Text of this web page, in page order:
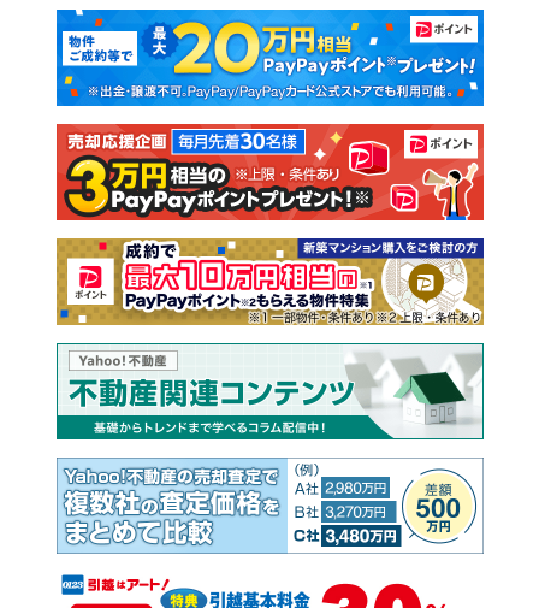
新築マンション 中古マンション
新築一戸建て 中古一戸建て
注文住宅 土地
売却査定
マンションカタログ 教えて！住まいの先生